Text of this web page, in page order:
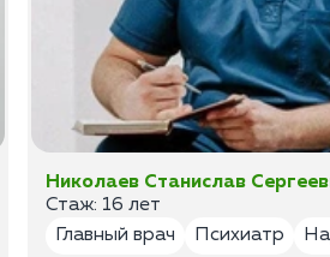
Николаев Станислав
Стаж: 16 лет
Главный врач
Психиатр